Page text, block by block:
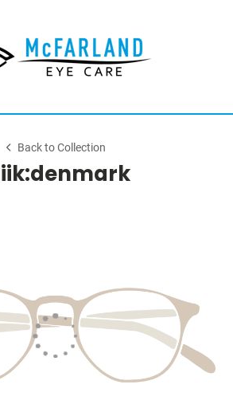
Back to Collection